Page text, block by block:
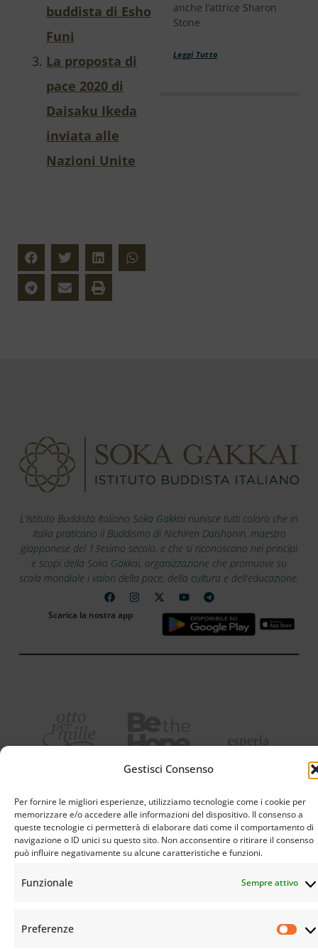
Gestisci Consenso
Per fornire le migliori esperienze, utilizziamo tecnologie come i cookie per
memorizzare e/o accedere alle informazioni del dispositivo. Il consenso a
queste tecnologie ci permetterà di elaborare dati come il comportamento di
navigazione o ID unici su questo sito. Non acconsentire o ritirare il consenso
può influire negativamente su alcune caratteristiche e funzioni.
Funzionale Sempre attivo
Preferenze
buddista di Esho
Funi
La proposta di
pace 2020 di
Daisaku Ikeda
inviata alle
Nazioni Unite
anche l’attrice Sharon
Stone
Leggi Tutto
L’Istituto Buddista Italiano Soka Gakkai riunisce tutti coloro che in
Italia praticano il Buddismo di Nichiren Daishonin, maestro
giapponese del 13esimo secolo, e che si riconoscono nei principi
e scopi della Soka Gakkai, organizzazione che promuove su
scala mondiale i valori della pace, della cultura e dell’educazione.
Scarica la nostra app